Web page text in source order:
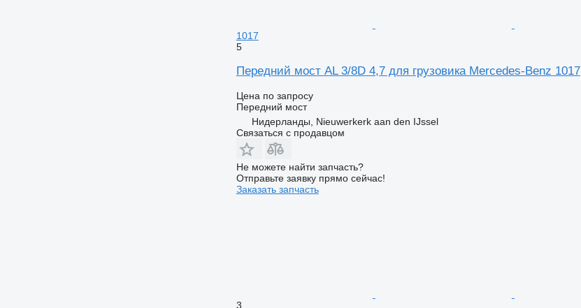
1017
5
Передний мост AL 3/8D 4,7 для грузовика Mercedes-Benz 1017
Цена по запросу
Передний мост
Нидерланды, Nieuwerkerk aan den IJssel
Связаться с продавцом
Не можете найти запчасть?
Отправьте заявку прямо сейчас!
Заказать запчасть
3